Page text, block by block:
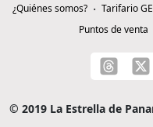
¿Quiénes somos? Tarifario
Puntos de venta
© 2019 La Estrella de